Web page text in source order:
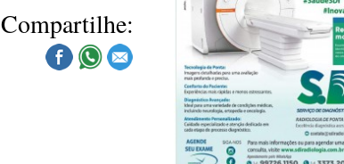
Compartilhe: